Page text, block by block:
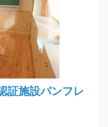
証施設パンフレ